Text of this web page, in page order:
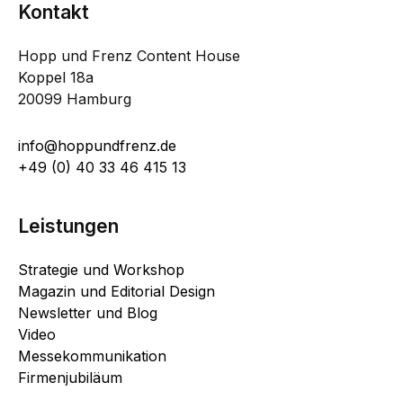
Kontakt
Hopp und Frenz Content House
Koppel 18a
20099 Hamburg
info@hoppundfrenz.de
+49 (0) 40 33 46 415 13
Leistungen
Strategie und Workshop
Magazin und Editorial Design
Newsletter und Blog
Video
Messekommunikation
Firmenjubiläum